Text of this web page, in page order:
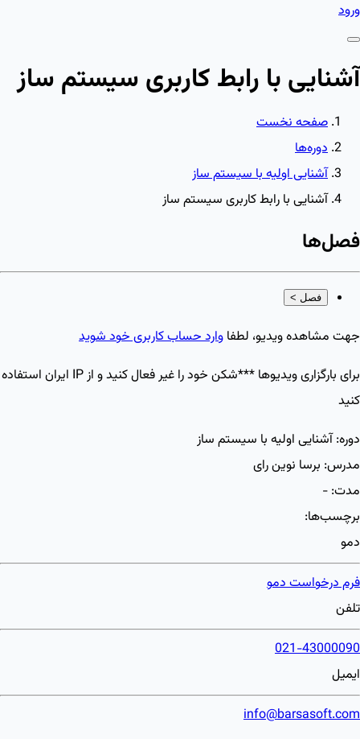
ورود
آشنایی با رابط کاربری سیستم ساز
صفحه نخست
دوره‌ها
آشنایی اولیه با سیستم ساز
آشنایی با رابط کاربری سیستم ساز
فصل‌ها
فصل >
جهت مشاهده ویدیو، لطفا وارد حساب کاربری خود شوید
برای بارگزاری ویدیو‌ها ***شکن خود را غیر فعال کنید و از IP ایران استفاده
کنید
دوره:آشنایی اولیه با سیستم ساز
مدرس: برسا نوین رای
مدت: -
برچسب‌ها:
دمو
فرم درخواست دمو
تلفن
021-43000090
ایمیل
info@barsasoft.com